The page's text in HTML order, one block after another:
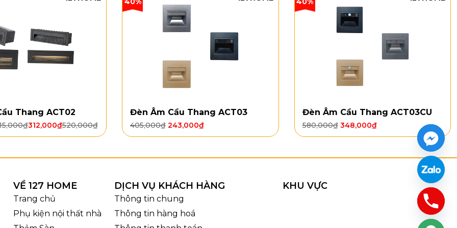
hành lang; trong khi TT30T3 thích hợp cho bàn ăn dài, đảo bếp, quầy bar, cầu thang, sảnh nhỏ hoặc khu
Thang ACT02
520,000₫
312,000₫
₫
Đèn Âm Cầu Thang ACT03
405,000₫ 243,000₫
Đèn Âm Cầu Thang ACT03CU
580,000₫ 348,000₫
VỀ 127 HOME
Trang chủ
Phụ kiện nội thất nhà
DỊCH VỤ KHÁCH HÀNG
Thông tin chung
Thông tin hàng hoá
KHU VỰC